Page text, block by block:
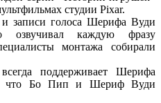
студии Pixar.
и записи голоса Шерифа Вуди
озвучивал каждую фразу
монтажа собирали
поддерживает Шерифа
что Бо Пип и Шериф Вуди